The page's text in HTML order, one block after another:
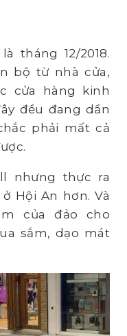
tháng 12/2018.
bộ từ nhà cửa,
cửa hàng kinh
đều đang dần
phải mất cả
nhưng thực ra
Hội An hơn. Và
của đảo cho
sắm, dạo mát